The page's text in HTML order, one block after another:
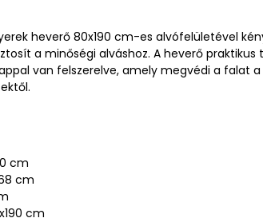
heverő 80x190 cm-es alvófelületével
a minőségi alváshoz. A heverő praktikus
van felszerelve, amely megvédi a falat a
cm
cm
cm